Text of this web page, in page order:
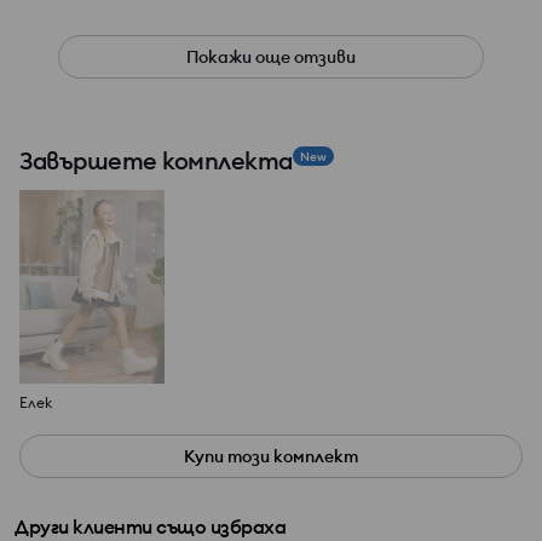
Покажи още отзиви
Завършете комплекта New
Елек
Купи този комплект
Други клиенти също избраха